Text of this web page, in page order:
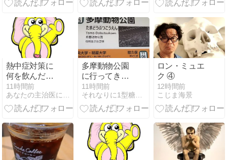
ランケーキ/ス
イカ/リンゴ～
熱中症対策に
何を飲んだら
いい？
11時間前
あなたの主治医になりたいです。
多摩動物公園
に行ってきた
～気分転換～
11時間前
それなりに1型糖尿病生活＋α 〜ありのままで〜
ロン・ミュエ
ク ④
12時間前
こじま海景